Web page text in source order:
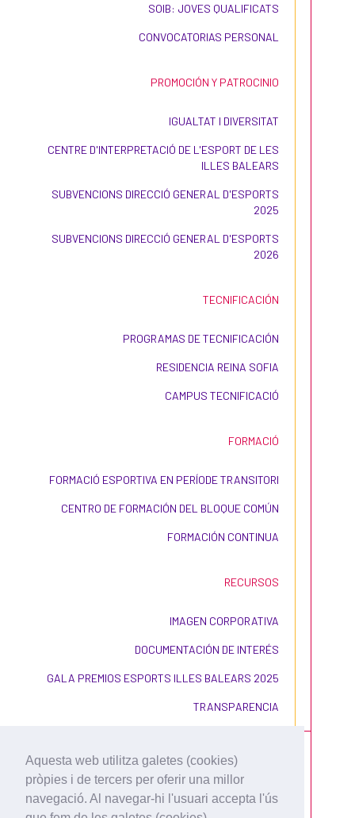
Aquesta web utilitza galetes (cookies)
pròpies i de tercers per oferir una millor
navegació. Al navegar-hi l'usuari accepta l'ús
SOIB: JOVES QUALIFICATS
CONVOCATORIAS PERSONAL
PROMOCIÓN Y PATROCINIO
IGUALTAT I DIVERSITAT
CENTRE D'INTERPRETACIÓ DE L'ESPORT DE LES
ILLES BALEARS
SUBVENCIONS DIRECCIÓ GENERAL D'ESPORTS
2025
SUBVENCIONS DIRECCIÓ GENERAL D'ESPORTS
2026
TECNIFICACIÓN
PROGRAMAS DE TECNIFICACIÓN
RESIDENCIA REINA SOFIA
CAMPUS TECNIFICACIÓ
FORMACIÓ
FORMACIÓ ESPORTIVA EN PERÍODE TRANSITORI
CENTRO DE FORMACIÓN DEL BLOQUE COMÚN
FORMACIÓN CONTINUA
RECURSOS
IMAGEN CORPORATIVA
DOCUMENTACIÓN DE INTERÉS
GALA PREMIOS ESPORTS ILLES BALEARS 2025
TRANSPARENCIA